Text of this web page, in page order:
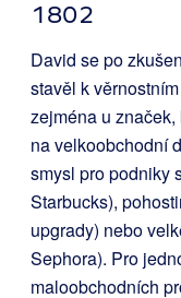
1802
David se po
stavěl k
zejména u
na velkoobchodní
smysl pro podniky
Starbucks),
upgrady) nebo
Sephora). Pro
maloobchodních